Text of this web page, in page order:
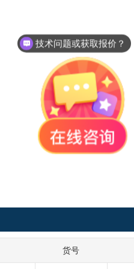
货号
技术问题或获取报价？